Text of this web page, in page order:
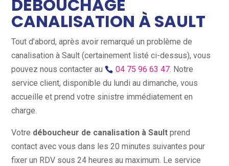
DÉBOUCHAGE
CANALISATION À SAULT
Tout d’abord, après avoir remarqué un problème de
canalisation à Sault (certainement listé ci-dessus), vous
pouvez nous contacter au
04 75 96 63 47. Notre
service client, disponible du lundi au dimanche, vous
accueille et prend votre sinistre immédiatement en
charge.
Votre déboucheur de canalisation à Saultprend
contact avec vous dans les 20 minutes suivantes pour
fixer un RDV sous 24 heures au maximum. Le service